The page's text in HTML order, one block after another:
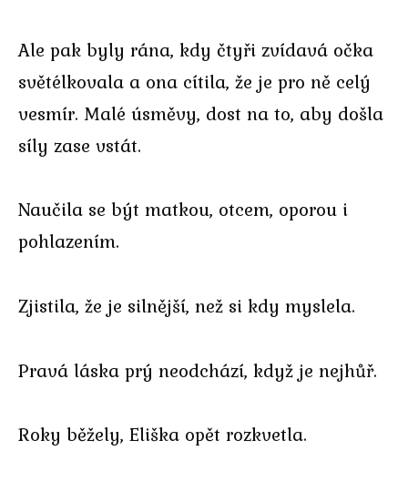
Ale pak byly rána, kdy čtyři zvídavá očka
světélkovala a ona cítila, že je pro ně celý
vesmír. Malé úsměvy, dost na to, aby došla
síly zase vstát.
Naučila se být matkou, otcem, oporou i
pohlazením.
Zjistila, že je silnější, než si kdy myslela.
Pravá láska prý neodchází, když je nejhůř.
Roky běžely, Eliška opět rozkvetla.